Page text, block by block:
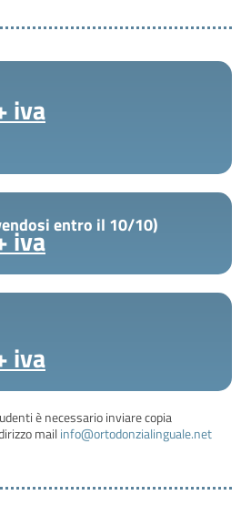
iva
entro il 10/10)
iva
iva
è necessario inviare copia
mailinfo@ortodonzialinguale.net